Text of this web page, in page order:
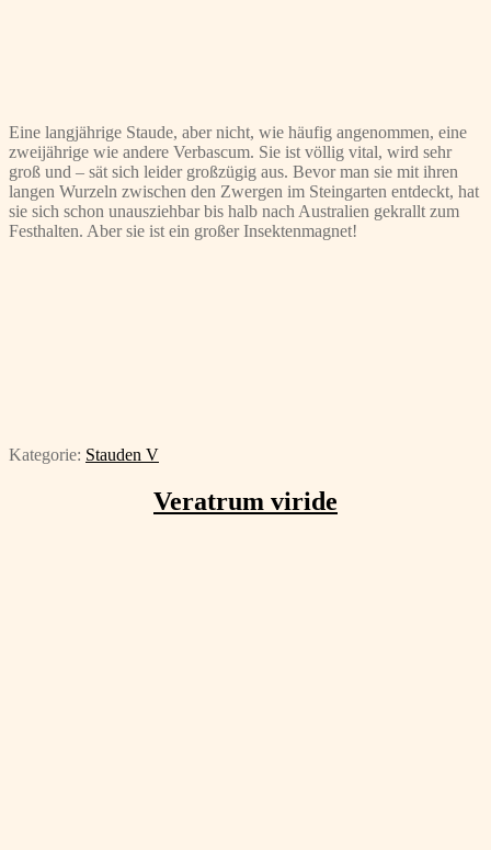
Eine langjährige Staude, aber nicht, wie häufig angenommen, eine
zweijährige wie andere Verbascum. Sie ist völlig vital, wird sehr
groß und – sät sich leider großzügig aus. Bevor man sie mit ihren
langen Wurzeln zwischen den Zwergen im Steingarten entdeckt, hat
sie sich schon unausziehbar bis halb nach Australien gekrallt zum
Festhalten. Aber sie ist ein großer Insektenmagnet!
Kategorie: Stauden V
Veratrum viride